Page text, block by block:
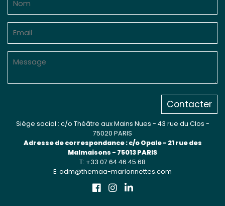
Contacter
Siège social : c/o Théâtre aux Mains Nues - 43 rue du Clos -
75020 PARIS
Adresse de correspondance : c/o Opale - 21 rue des
Malmaisons - 75013 PARIS
T: +33 07 64 46 45 68
E: adm@themaa-marionnettes.com